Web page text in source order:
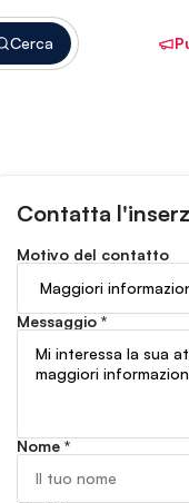
Cerca
Contatta
Motivo del contatto
Messaggio *
Nome *